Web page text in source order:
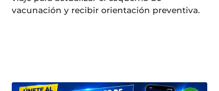
vacunación y recibir orientación preventiva.